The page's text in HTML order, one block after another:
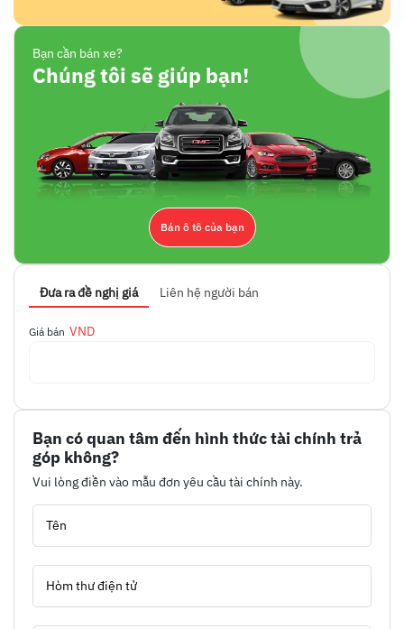
Bạn cần bán xe?
Chúng tôi sẽ giúp bạn!
Bán ô tô của bạn
Đưa ra đề nghị giá Liên hệ người bán
Giá bán VND
Bạn có quan tâm đến hình thức tài chính trả
góp không?
Vui lòng điền vào mẫu đơn yêu cầu tài chính này.
Tên
Hòm thư điện tử